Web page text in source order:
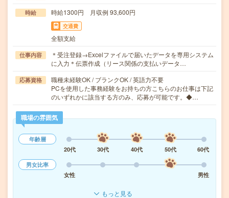
時給 時給1300円 月収例 93,600円
交通費
全額支給
仕事内容
＊受注登録→Excelファイルで届いたデータを専用システム
に入力＊伝票作成（リース関係の支払いデータ…
応募資格
職種未経験OK / ブランクOK / 英語力不要
PCを使用した事務経験をお持ちの方こちらのお仕事は下記
のいずれかに該当する方のみ、応募が可能です。◆…
職場の雰囲気
年齢層
20代
30代 40代 50代
60代
男女比率
女性
男性
もっと見る